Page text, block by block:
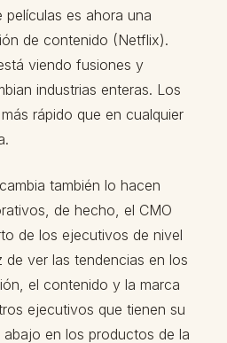
películas es ahora una
de contenido (Netflix).
viendo fusiones y
industrias enteras. Los
rápido que en cualquier
también lo hacen
de hecho, el CMO
de los ejecutivos de nivel
de ver las tendencias en los
el contenido y la marca
ejecutivos que tienen su
en los productos de la